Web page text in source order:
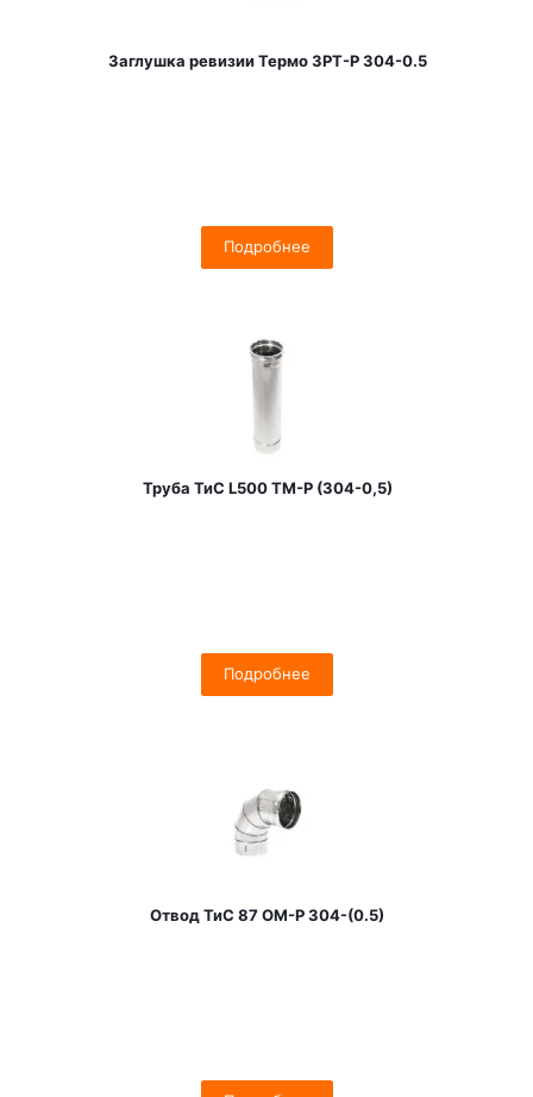
Заглушка ревизии Термо ЗРТ-Р 304-0.5
Подробнее
Труба ТиС L500 ТМ-Р (304-0,5)
Подробнее
Отвод ТиС 87 OM-Р 304-(0.5)